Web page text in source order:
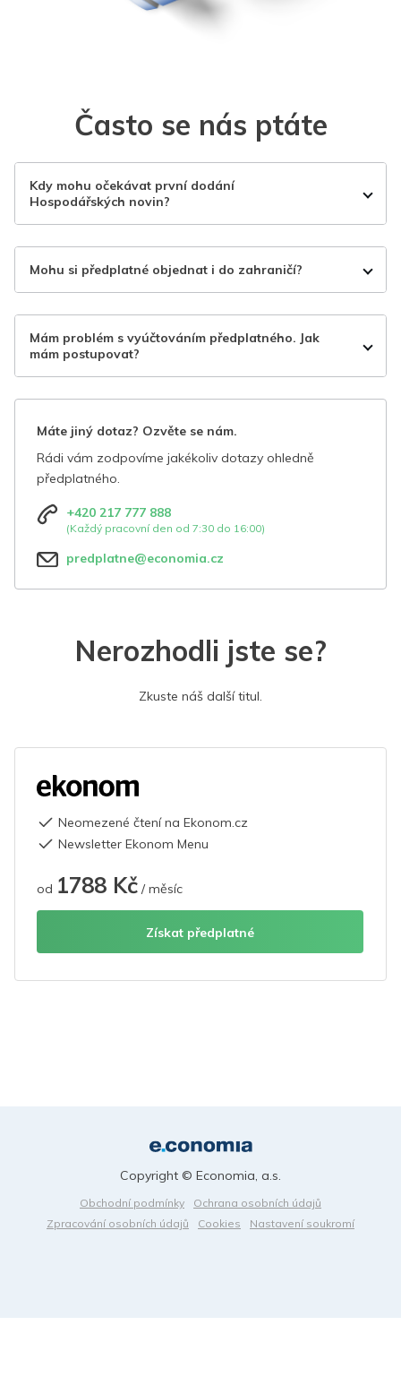
Často se nás ptáte
Kdy mohu očekávat první dodání
Hospodářských novin?
Mohu si předplatné objednat i do zahraničí?
Mám problém s vyúčtováním předplatného. Jak
mám postupovat?
Máte jiný dotaz? Ozvěte se nám.
Rádi vám zodpovíme jakékoliv dotazy ohledně
předplatného.
+420 217 777 888
(Každý pracovní den od 7:30 do 16:00)
predplatne@economia.cz
Nerozhodli jste se?
Zkuste náš další titul.
Neomezené čtení na Ekonom.cz
Newsletter Ekonom Menu
od 1788 Kč / měsíc
Získat předplatné
Obchodní podmínky
Ochrana osobních údajů
Zpracování osobních údajů
Cookies Nastavení soukromí
Copyright © Economia, a.s.